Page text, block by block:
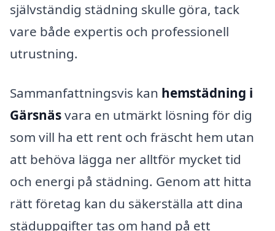
självständig städning skulle göra, tack
vare både expertis och professionell
utrustning.
Sammanfattningsvis kan hemstädning i
Gärsnäsvara en utmärkt lösning för dig
som vill ha ett rent och fräscht hem utan
att behöva lägga ner alltför mycket tid
och energi på städning. Genom att hitta
rätt företag kan du säkerställa att dina
städuppgifter tas om hand på ett